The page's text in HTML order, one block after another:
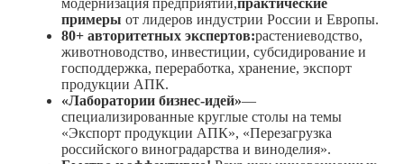
примеры от лидеров индустрии России и Европы.
80+ авторитетных экспертов:растениеводство,
животноводство, инвестиции, субсидирование и
господдержка, переработка, хранение, экспорт
продукции АПК.
«Лаборатории бизнес-идей»—
специализированные круглые столы на темы
«Экспорт продукции АПК», «Перезагрузка
российского виноградарства и виноделия».